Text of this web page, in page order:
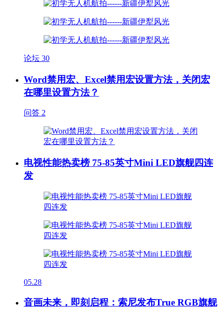
论坛 30
Word禁用宏、Excel禁用宏设置方法，关闭宏
在哪里设置方法？
问答 2
电视性能热卖榜 75-85英寸Mini LED旗舰四连
发
05.28
音画未来，即刻启程：索尼发布True RGB旗舰